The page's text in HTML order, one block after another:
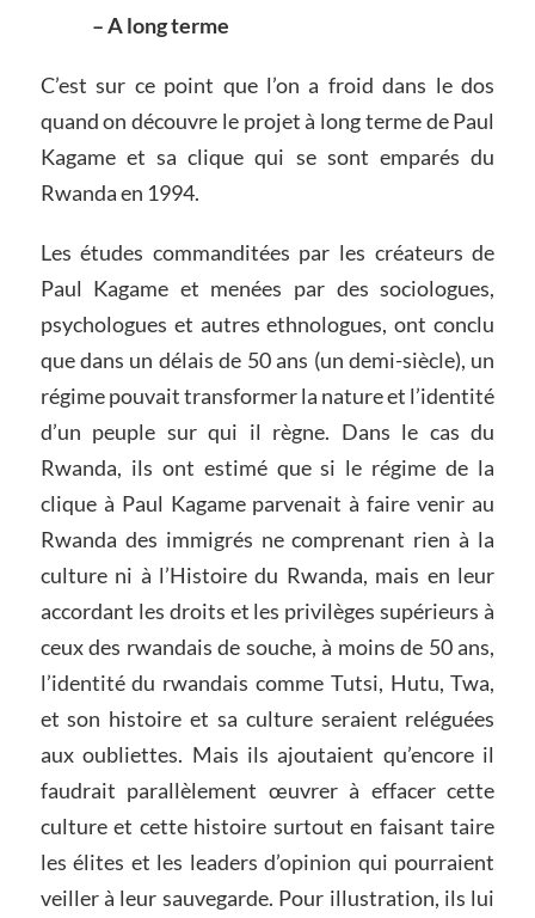
– A long terme
C’est sur ce point que l’on a froid dans le dos
quand on découvre le projet à long terme de Paul
Kagame et sa clique qui se sont emparés du
Rwanda en 1994.
Les études commanditées par les créateurs de
Paul Kagame et menées par des sociologues,
psychologues et autres ethnologues, ont conclu
que dans un délais de 50 ans (un demi-siècle), un
régime pouvait transformer la nature et l’identité
d’un peuple sur qui il règne. Dans le cas du
Rwanda, ils ont estimé que si le régime de la
clique à Paul Kagame parvenait à faire venir au
Rwanda des immigrés ne comprenant rien à la
culture ni à l’Histoire du Rwanda, mais en leur
accordant les droits et les privilèges supérieurs à
ceux des rwandais de souche, à moins de 50 ans,
l’identité du rwandais comme Tutsi, Hutu, Twa,
et son histoire et sa culture seraient reléguées
aux oubliettes. Mais ils ajoutaient qu’encore il
faudrait parallèlement œuvrer à effacer cette
culture et cette histoire surtout en faisant taire
les élites et les leaders d’opinion qui pourraient
veiller à leur sauvegarde. Pour illustration, ils lui